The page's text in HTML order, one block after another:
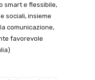
smart e flessibile,
sociali, insieme
comunicazione,
favorevole